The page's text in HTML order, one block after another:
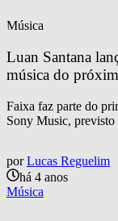
Música
Luan Santana
música do
Faixa faz parte do
Sony Music, previsto
por Lucas Reguelim
há 4 anos
Música